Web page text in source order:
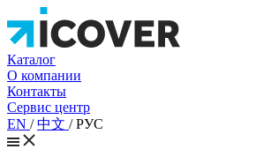
Каталог
О компании
Контакты
Сервис центр
EN /中文 /РУС